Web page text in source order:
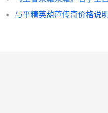
与平精英葫芦传奇价格说